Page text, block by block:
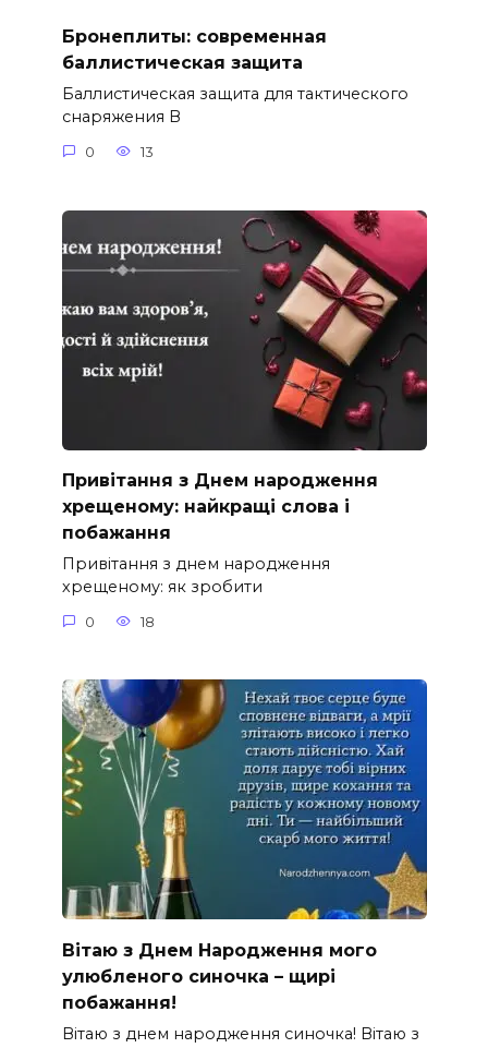
Бронеплиты: современная
баллистическая защита
Баллистическая защита для тактического
снаряжения В
0 13
Привітання з Днем народження
хрещеному: найкращі слова і
побажання
Привітання з днем народження
хрещеному: як зробити
0 18
Вітаю з Днем Народження мого
улюбленого синочка – щирі
побажання!
Вітаю з днем народження синочка! Вітаю з